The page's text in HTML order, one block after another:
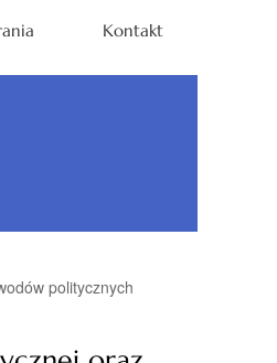
Kontakt
politycznych